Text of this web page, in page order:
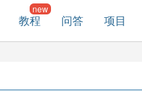
教程 问答 项目